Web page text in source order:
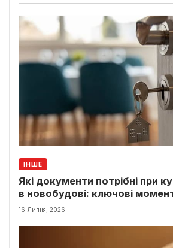
ІНШЕ
Які документи потрібні при
в новобудові: ключові
16 Липня, 2026